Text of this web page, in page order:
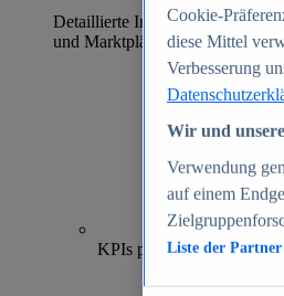
Detaillierte Informationen zu
und Marktplätzen
KPIs pro Shop
Cookie-
diese Mittel
Verbesserung
Wir und
Verwendung
auf einem
Liste der